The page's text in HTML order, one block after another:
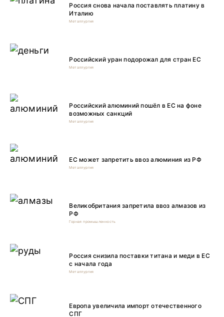
Россия снова начала поставлять платину в
Италию
Металлургия
Российский уран подорожал для стран ЕС
Металлургия
Российский алюминий пошёл в ЕС на фоне
возможных санкций
Металлургия
ЕС может запретить ввоз алюминия из РФ
Металлургия
Великобритания запретила ввоз алмазов из
РФ
Горная промышленность
Россия снизила поставки титана и меди в ЕС
с начала года
Металлургия
Европа увеличила импорт отечественного
СПГ